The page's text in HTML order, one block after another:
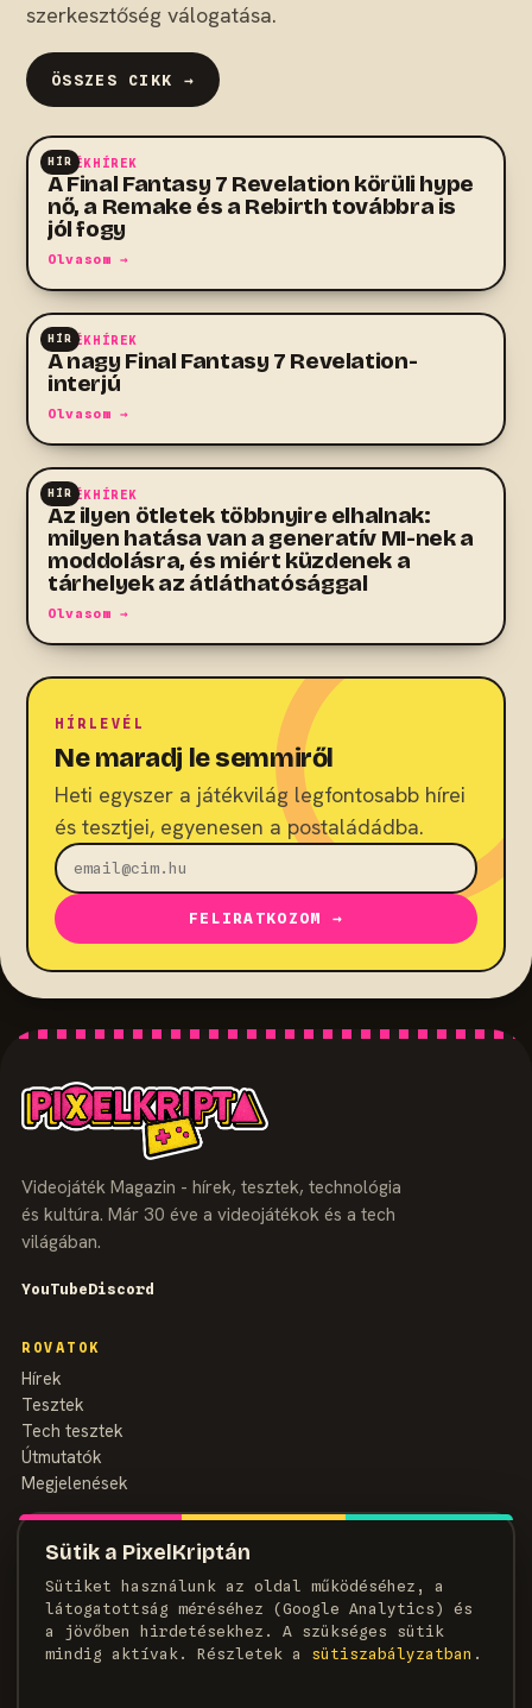
Sütik a PixelKriptán
Sütiket használunk az oldal működéséhez, a
látogatottság méréséhez (Google Analytics) és
a jövőben hirdetésekhez. A szükséges sütik
mindig aktívak. Részletek a
süti­szabályzatban .
szerkesztőség válogatása.
ÖSSZES CIKK →
HÍR
JÁTÉKHÍREK
A Final Fantasy 7 Revelation körüli hype
nő, a Remake és a Rebirth továbbra is
jól fogy
Olvasom →
HÍR
JÁTÉKHÍREK
A nagy Final Fantasy 7 Revelation-
interjú
Olvasom →
HÍR
JÁTÉKHÍREK
Az ilyen ötletek többnyire elhalnak:
milyen hatása van a generatív MI-nek a
moddolásra, és miért küzdenek a
tárhelyek az átláthatósággal
Olvasom →
HÍRLEVÉL
Ne maradj le semmiről
Heti egyszer a játékvilág legfontosabb hírei
és tesztjei, egyenesen a postaládádba.
FELIRATKOZOM →
Videojáték Magazin - hírek, tesztek, technológia
és kultúra. Már 30 éve a videojátékok és a tech
világában.
YouTubeDiscord
ROVATOK
Hírek
Tesztek
Tech tesztek
Útmutatók
Megjelenések
MAGAZIN
Szerzők
Médiaajánlat
Kapcsolat